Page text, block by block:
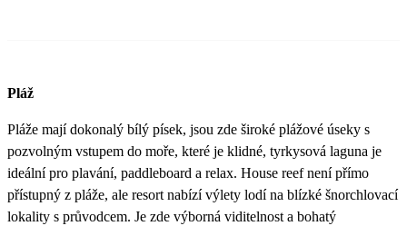
Pláž
Pláže mají dokonalý bílý písek, jsou zde široké plážové úseky s
pozvolným vstupem do moře, které je klidné, tyrkysová laguna je
ideální pro plavání, paddleboard a relax. House reef není přímo
přístupný z pláže, ale resort nabízí výlety lodí na blízké šnorchlovací
lokality s průvodcem. Je zde výborná viditelnost a bohatý